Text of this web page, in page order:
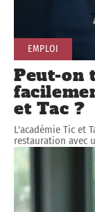
EMPLOI
Peut-on
et Tac ?
L'académie Tic et
restauration avec